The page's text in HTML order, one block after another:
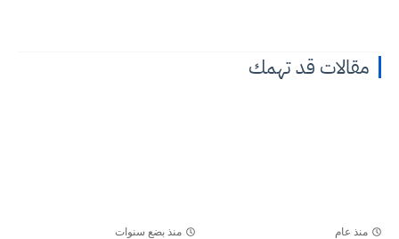
قد تهمك
عام منذ بضع سنوات